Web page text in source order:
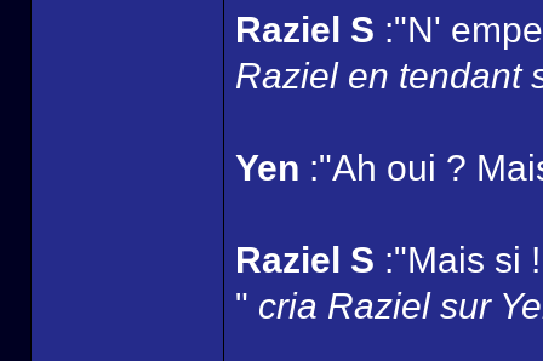
Raziel S :"N'
Raziel en tendant
Yen :"Ah oui ?
Raziel S :"Mais si
" cria Raziel sur